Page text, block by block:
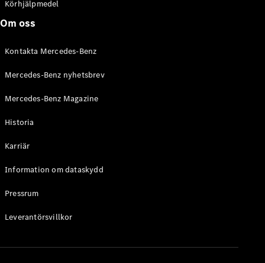
Monogram
Konfigurator
Benz Online
Grand Limousine
Körhjälpmedel
Om oss
Kontakta Mercedes-Benz
Mercedes-Benz nyhetsbrev
Mercedes-Benz Magazine
Historia
Karriär
Information om dataskydd
Pressrum
Leverantörsvillkor